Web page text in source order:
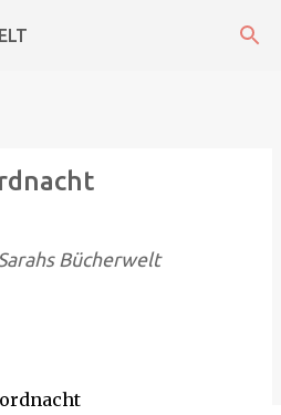
Hauptbereich
Bücherwelt